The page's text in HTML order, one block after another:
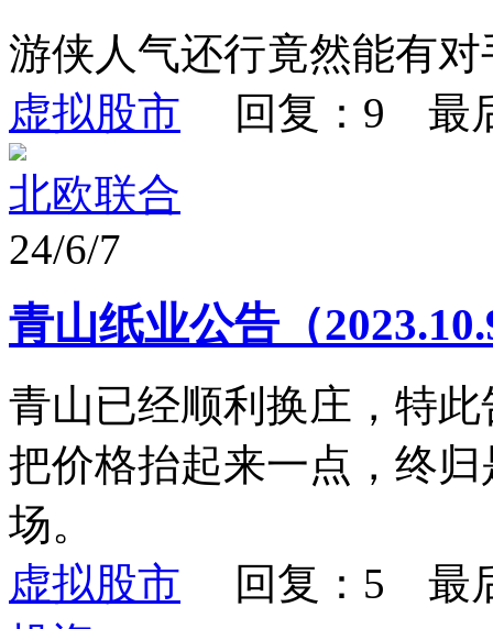
游侠人气还行竟然能有对
虚拟股市 回复：9 最
北欧联合
24/6/7
青山纸业公告（
青山已经顺利换庄，特
把价格抬起来一点，终
场。
虚拟股市 回复：5 最